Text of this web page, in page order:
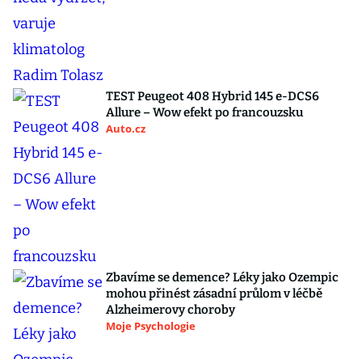
TEST Peugeot 408 Hybrid 145 e-DCS6
Allure – Wow efekt po francouzsku
Auto.cz
Zbavíme se demence? Léky jako Ozempic
mohou přinést zásadní průlom v léčbě
Alzheimerovy choroby
Moje Psychologie